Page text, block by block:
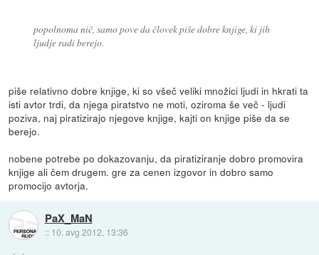
popolnoma nič, samo pove da človek piše dobre knjige, ki jih
ljudje radi berejo.
piše relativno dobre knjige, ki so všeč veliki množici ljudi in hkrati ta
isti avtor trdi, da njega piratstvo ne moti, oziroma še več - ljudi
poziva, naj piratizirajo njegove knjige, kajti on knjige piše da se
berejo.
nobene potrebe po dokazovanju, da piratiziranje dobro promovira
knjige ali čem drugem. gre za cenen izgovor in dobro samo
promocijo avtorja.
PaX_MaN
:: 10. avg 2012, 13:36